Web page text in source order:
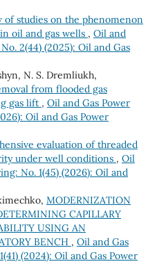
of studies on the phenomenon
oil and gas wells , Oil and
2(44) (2025): Oil and Gas
N. S. Dremliukh,
from flooded gas
gas lift , Oil and Gas Power
Oil and Gas Power
evaluation of threaded
under well conditions , Oil
No. 1(45) (2026): Oil and
MODERNIZATION
CAPILLARY
USING AN
BENCH , Oil and Gas
(2024): Oil and Gas Power